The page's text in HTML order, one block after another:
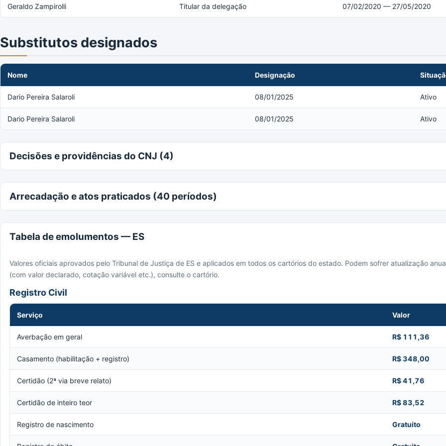
Geraldo Zampirolli Titular da delegação 07/02/2020 — 27/05/2020
Substitutos designados
Nome Designação
Dario Pereira Salaroli 08/01/2025 Ativo
Dario Pereira Salaroli 08/01/2025 Ativo
Decisões e providências do CNJ (4)
Arrecadação e atos praticados (40 períodos)
Tabela de emolumentos — ES
Valores oficiais aprovados pelo Tribunal de Justiça de ES e aplicados em todos os cartórios do estado. Podem sofrer atualização
(com valor declarado, cotação variável etc.), consulte o cartório.
Registro Civil
Serviço Valor
Averbação em geral R$ 111,36
Casamento (habilitação + registro) R$ 348,00
Certidão (2ª via breve relato) R$ 41,76
Certidão de inteiro teor R$ 83,52
Registro de nascimento Gratuito